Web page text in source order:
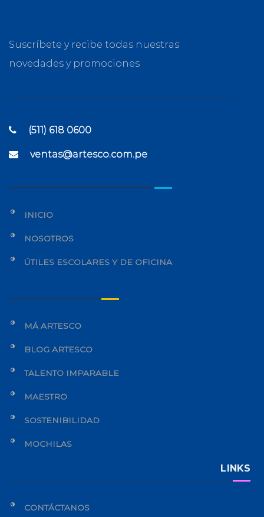
Suscríbete y recibe todas nuestras
novedades y promociones
(511) 618 0600
ventas@artesco.com.pe
INICIO
NOSOTROS
ÚTILES ESCOLARES Y DE OFICINA
MÁ ARTESCO
BLOG ARTESCO
TALENTO IMPARABLE
MAESTRO
SOSTENIBILIDAD
MOCHILAS
LINKS
CONTÁCTANOS